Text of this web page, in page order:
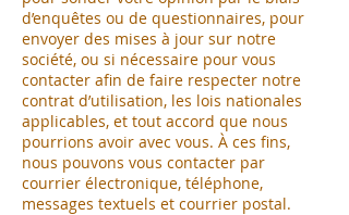
d’enquêtes ou de questionnaires, pour
envoyer des mises à jour sur notre
société, ou si nécessaire pour vous
contacter afin de faire respecter notre
contrat d’utilisation, les lois nationales
applicables, et tout accord que nous
pourrions avoir avec vous. À ces fins,
nous pouvons vous contacter par
courrier électronique, téléphone,
messages textuels et courrier postal.